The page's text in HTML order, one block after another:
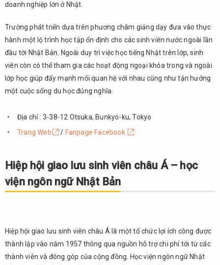
doanh nghiệp lớn ở Nhật.
Trường phát triển dựa trên phương châm giảng dạy đưa vào thực
hành một lộ trình học tập ổn định cho các sinh viên nước ngoài lần
đầu tới Nhật Bản. Ngoài duy trì việc học tiếng Nhật trên lớp, sinh
viên còn có thể tham gia các hoạt động ngoại khóa trong và ngoài
lớp học giúp đẩy mạnh mối quan hệ với nhau cũng như tận hưởng
một cuộc sống du học đúng nghĩa.
Địa chỉ : 3-38-12 Otsuka, Bunkyo-ku, Tokyo
Trang Web
/ Fanpage Facebook
Hiệp hội giao lưu sinh viên châu Á – học
viện ngôn ngữ Nhật Bản
Hiệp hội giao lưu sinh viên châu Á là một tổ chức lợi ích công được
thành lập vào năm 1957 thông qua nguồn hỗ trợ chi phí tới từ các
thành viên và đóng góp của cộng đồng. Học viện ngôn ngữ Nhật